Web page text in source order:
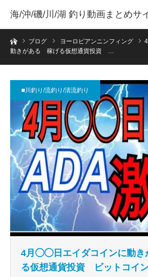
海/沖/磯/川/湖 釣り動画まとめサ
】ホームブログ ヨーロピアンニンフィング
動きがある 稼げる仮想通貨投資 …
■川釣り/流釣り/清流釣り
4月◯◯日エイダコインに動
る仮想通貨投資 ビットコイ